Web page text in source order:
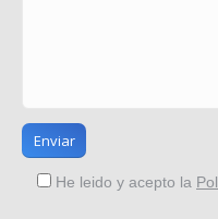
He leido y acepto la